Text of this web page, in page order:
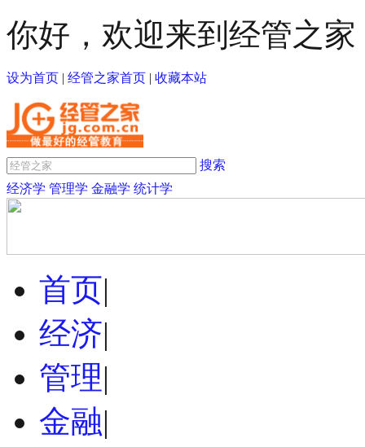
你好，欢迎来到经管之家
设为首页 | 经管之家首页 | 收藏本站
搜索
经济学 管理学 金融学 统计学
首页|
经济|
管理|
金融|